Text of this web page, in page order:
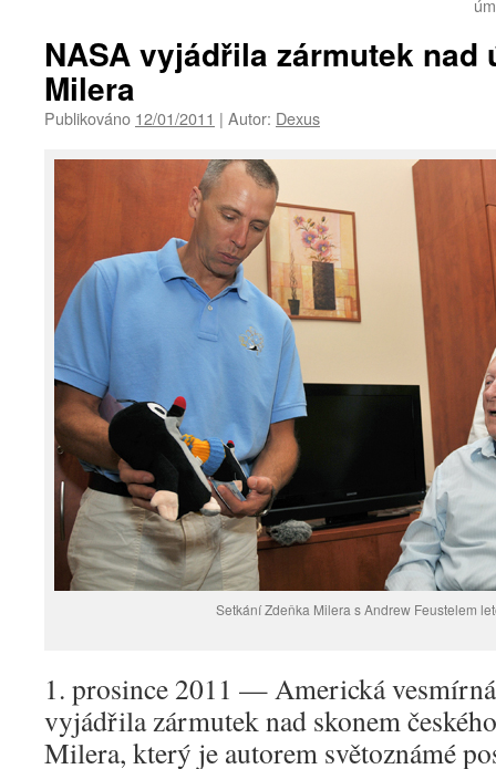
NASA vyjádřila zármutek nad
Milera
Publikováno 12/01/2011 | Autor: Dexus
Setkání Zdeňka Milera s Andrew Feustelem
1. prosince 2011 — Americká
vyjádřila zármutek nad skonem
Milera, který je autorem světoznámé